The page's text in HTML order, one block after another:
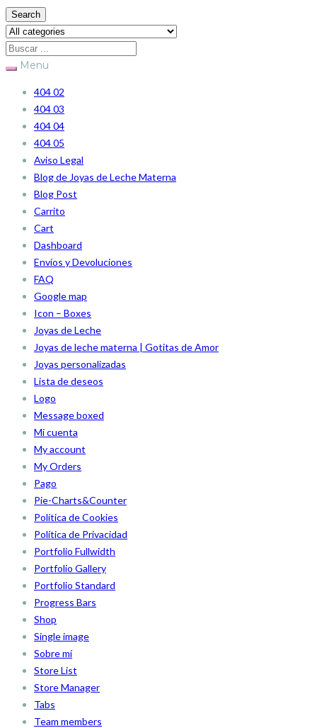
Search
Menu
404 02
404 03
404 04
404 05
Aviso Legal
Blog de Joyas de Leche Materna
Blog Post
Carrito
Cart
Dashboard
Envíos y Devoluciones
FAQ
Google map
Icon – Boxes
Joyas de Leche
Joyas de leche materna | Gotitas de Amor
Joyas personalizadas
Lista de deseos
Logo
Message boxed
Mi cuenta
My account
My Orders
Pago
Pie-Charts&Counter
Política de Cookies
Política de Privacidad
Portfolio Fullwidth
Portfolio Gallery
Portfolio Standard
Progress Bars
Shop
Single image
Sobre mí
Store List
Store Manager
Tabs
Team members